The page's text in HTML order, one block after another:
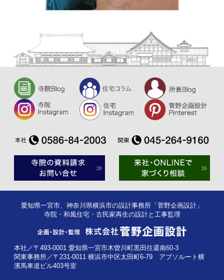
愛知県一宮市、神奈川県横浜市の設計事務所「菅野企画設計」
寺院・和風住宅・古民家再生の設計と工事監理
本社／〒493-0001 愛知県一宮市木曽川町黒田往還南60-3
関東事務所／〒231-0011 横浜市中区太田町6-79 アブソルート横
濱馬車道ビル403号室